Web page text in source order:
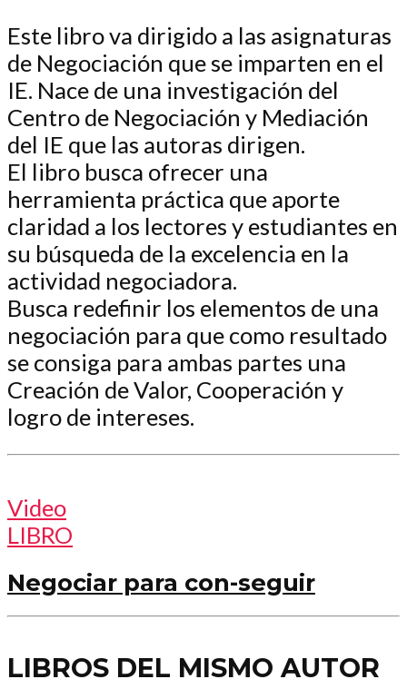
Este libro va dirigido a las asignaturas
de Negociación que se imparten en el
IE. Nace de una investigación del
Centro de Negociación y Mediación
del IE que las autoras dirigen.
El libro busca ofrecer una
herramienta práctica que aporte
claridad a los lectores y estudiantes en
su búsqueda de la excelencia en la
actividad negociadora.
Busca redefinir los elementos de una
negociación para que como resultado
se consiga para ambas partes una
Creación de Valor, Cooperación y
logro de intereses.
Video
LIBRO
Negociar para con-seguir
LIBROS DEL MISMO AUTOR